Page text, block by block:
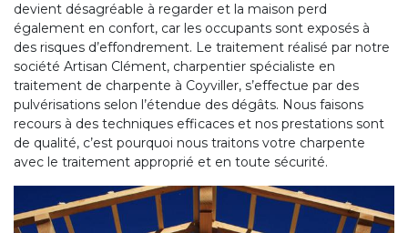
devient désagréable à regarder et la maison perd
également en confort, car les occupants sont exposés à
des risques d’effondrement. Le traitement réalisé par notre
société Artisan Clément, charpentier spécialiste en
traitement de charpente à Coyviller, s’effectue par des
pulvérisations selon l’étendue des dégâts. Nous faisons
recours à des techniques efficaces et nos prestations sont
de qualité, c’est pourquoi nous traitons votre charpente
avec le traitement approprié et en toute sécurité.